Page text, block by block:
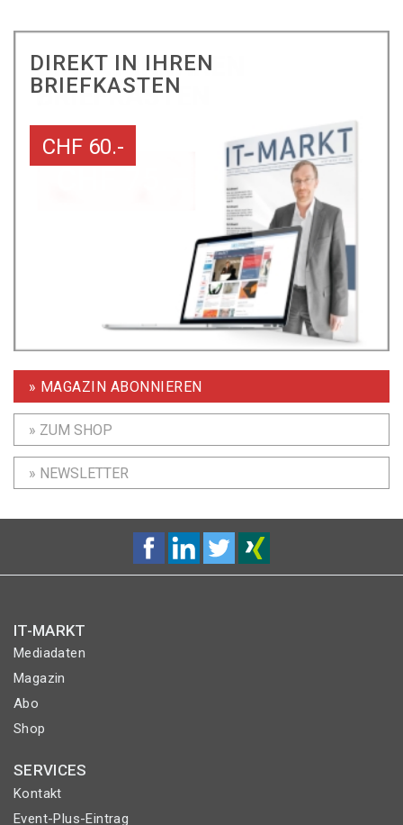
DIREKT IN IHREN
BRIEFKASTEN
CHF 60.-
» MAGAZIN ABONNIEREN
» ZUM SHOP
» NEWSLETTER
IT-MARKT
Mediadaten
Magazin
Abo
Shop
SERVICES
Kontakt
Event-Plus-Eintrag